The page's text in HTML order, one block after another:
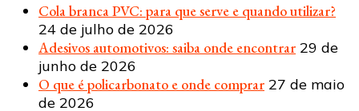
Cola branca PVC: para que serve e quando utilizar?
24 de julho de 2026
Adesivos automotivos: saiba onde encontrar 29 de
junho de 2026
O que é policarbonato e onde comprar 27 de maio
de 2026